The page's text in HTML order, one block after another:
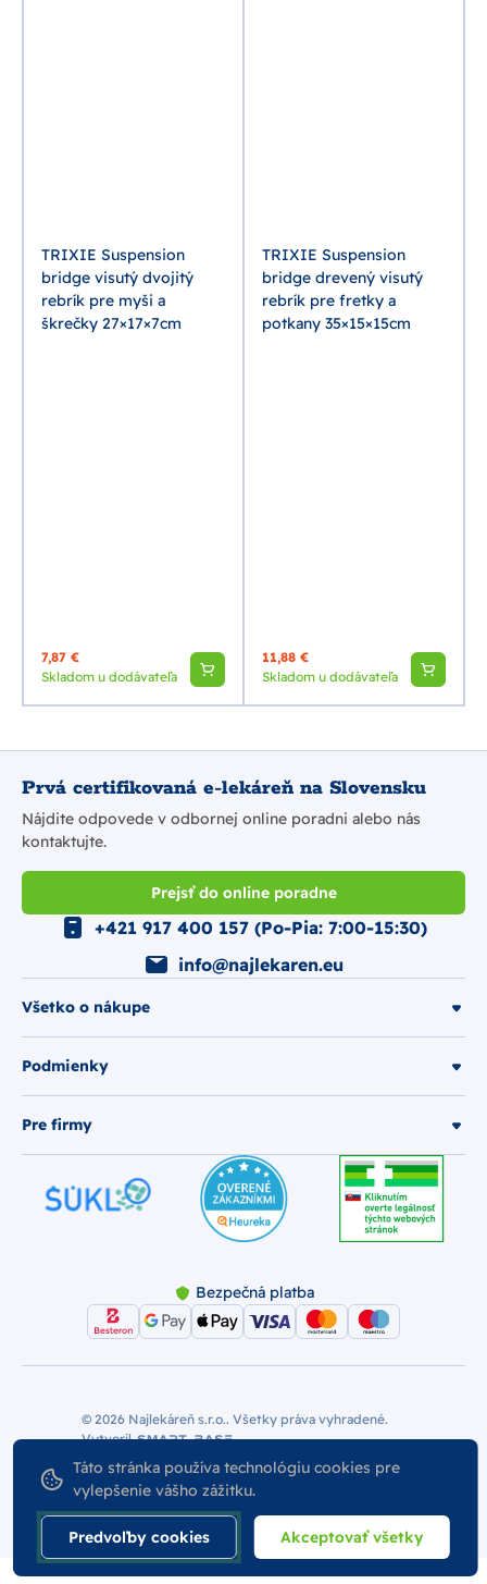
TRIXIE Suspension
bridge visutý dvojitý
rebrík pre myši a
škrečky 27×17×7cm
7,87 €
Skladom u dodávateľa
TRIXIE Suspension
bridge drevený visutý
rebrík pre fretky a
potkany 35×15×15cm
11,88 €
Skladom u dodávateľa
Prvá certifikovaná e-lekáreň na Slovensku
Nájdite odpovede v odbornej online poradni alebo nás
kontaktujte.
Prejsť do online poradne
Všetko o nákupe
Podmienky
Pre firmy
+421 917 400 157 (Po-Pia: 7:00-15:30)
info@najlekaren.eu
Bezpečná platba
© 2026 Najlekáreň s.r.o.. Všetky práva vyhradené.
Vytvoril
Nastavenie Cookies
Podmienky používania
Odstúpiť od zmluvy
Táto stránka používa technológiu cookies pre
vylepšenie vášho zážitku.
Predvoľby cookies Akceptovať všetky